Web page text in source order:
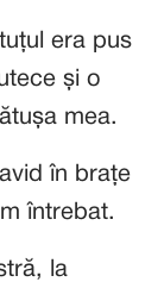
era pus
și o
mea.
în brațe
întrebat.
la